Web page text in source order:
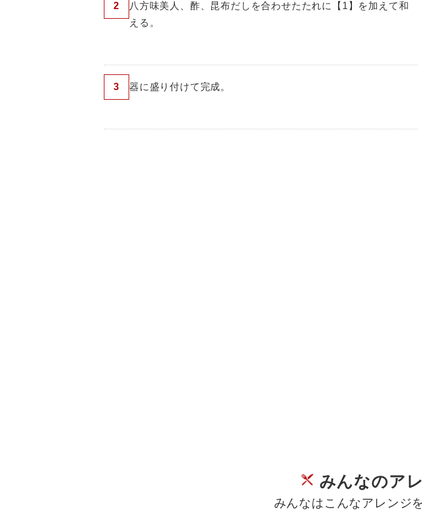
2
八方味美人、酢、昆布だしを合わせたたれに【1】を加えて和
える。
3 器に盛り付けて完成。
みんなのア
みんなはこんなアレンジ